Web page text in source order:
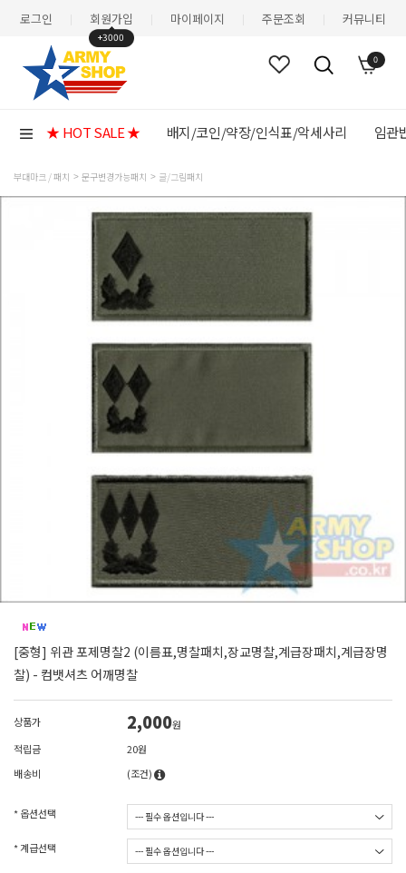
로그인 회원가입
+3000
마이페이지 주문조회 커뮤니티
0
★ HOT SALE ★ 배지/코인/약장/인식표/악세사리 임관
부대마크 / 패치 문구변경가능패치 글/그림패치
[중형] 위관 포제명찰2 (이름표,명찰패치,장교명찰,계급장패치,계급장명
찰) - 컴뱃셔츠 어깨명찰
상품가 2,000원
적립금
20원
배송비
(조건)
* 옵션선택
* 계급선택